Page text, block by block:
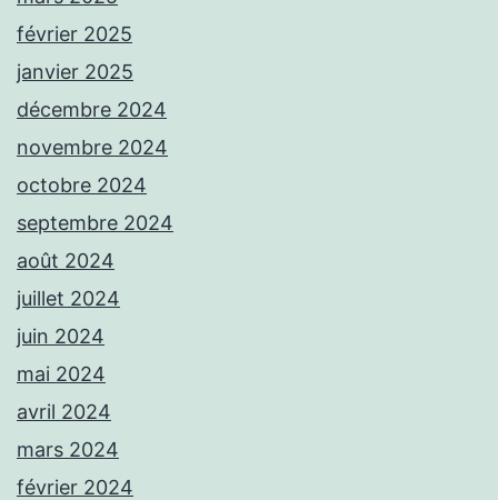
février 2025
janvier 2025
décembre 2024
novembre 2024
octobre 2024
septembre 2024
août 2024
juillet 2024
juin 2024
mai 2024
avril 2024
mars 2024
février 2024